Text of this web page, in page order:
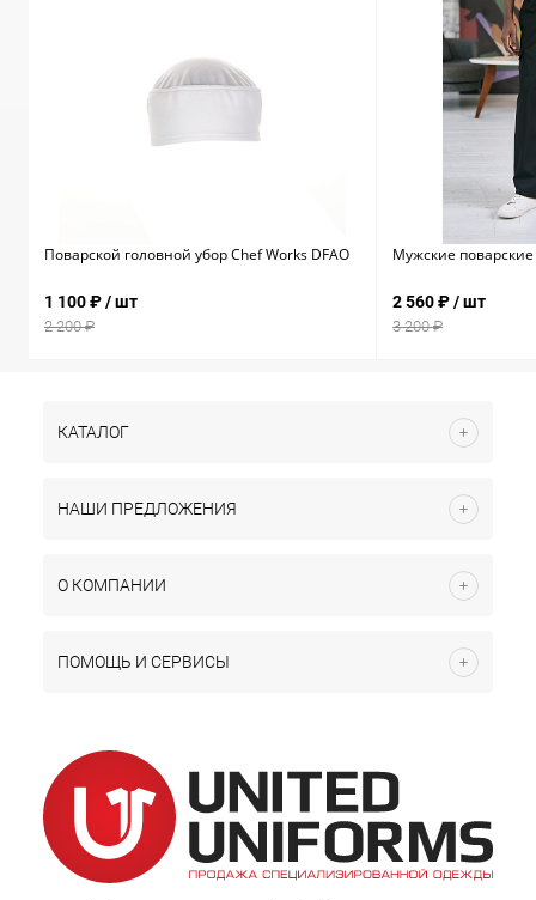
Поварской головной убор Chef Works DFAO
1 100 ₽/ шт
2 200 ₽
Мужские
2 560 ₽/ шт
3 200 ₽
КАТАЛОГ
НАШИ ПРЕДЛОЖЕНИЯ
О КОМПАНИИ
ПОМОЩЬ И СЕРВИСЫ